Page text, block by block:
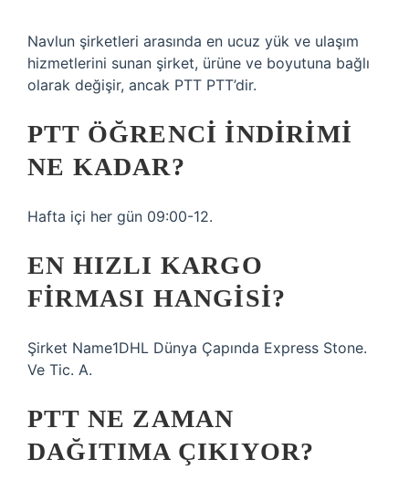
Navlun şirketleri arasında en ucuz yük ve ulaşım
hizmetlerini sunan şirket, ürüne ve boyutuna bağlı
olarak değişir, ancak PTT PTT’dir.
PTT ÖĞRENCI INDIRIMI
NE KADAR?
Hafta içi her gün 09:00-12.
EN HIZLI KARGO
FIRMASI HANGISI?
Şirket Name1DHL Dünya Çapında Express Stone.
Ve Tic. A.
PTT NE ZAMAN
DAĞITIMA ÇIKIYOR?